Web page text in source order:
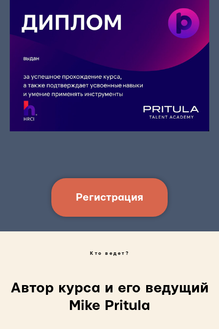
Регистрация
Кто ведет?
Автор курса и его ведущий
Mike Pritula